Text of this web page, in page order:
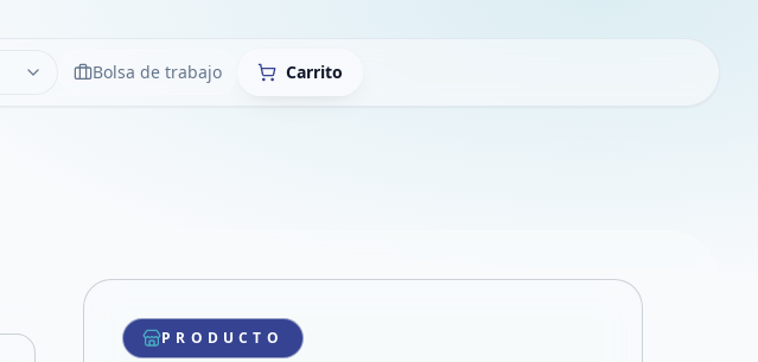
LimpiarBolsa de trabajo Carrito
Compartir producto
Compartir por WhatsApp
Compartir por mail
PRODUCTO